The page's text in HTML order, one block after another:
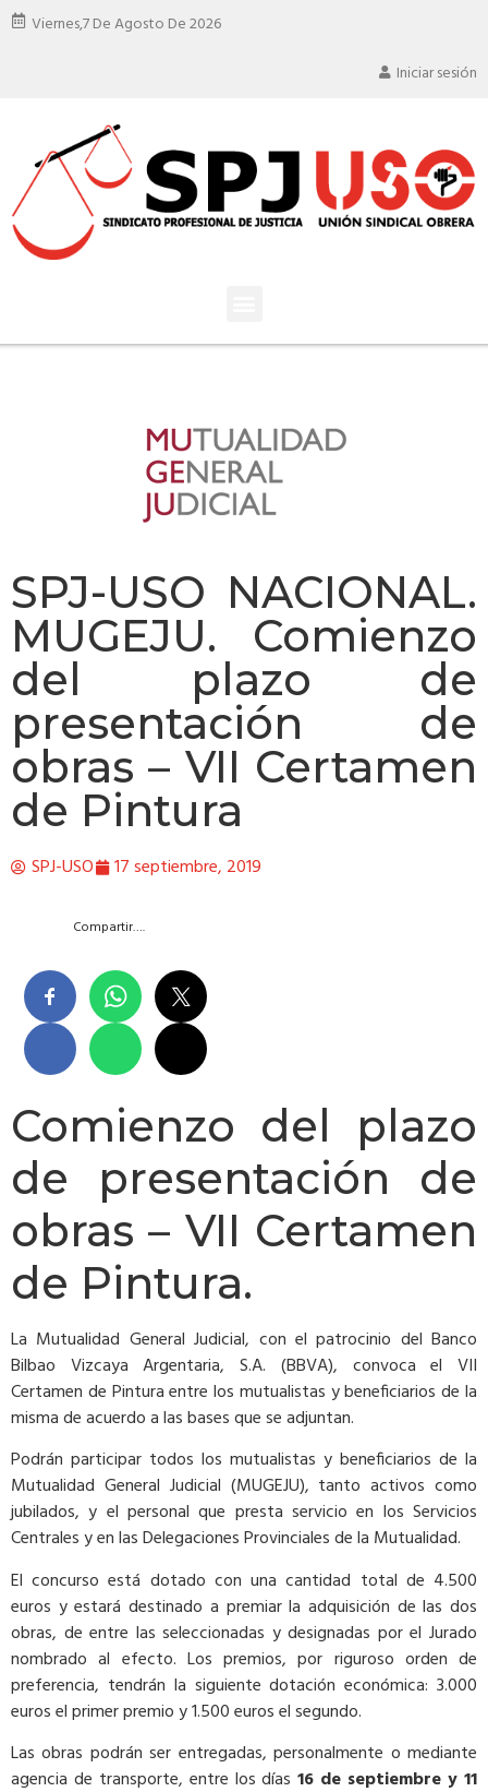
Viernes,7 De Agosto De 2026
Iniciar sesión
SPJ-USO NACIONAL.
MUGEJU. Comienzo
del plazo de
presentación de
obras – VII Certamen
de Pintura
SPJ-USO 17 septiembre, 2019
Compartir….
Comienzo del plazo
de presentación de
obras – VII Certamen
de Pintura.
La Mutualidad General Judicial, con el patrocinio del Banco
Bilbao Vizcaya Argentaria, S.A. (BBVA), convoca el VII
Certamen de Pintura entre los mutualistas y beneficiarios de la
misma de acuerdo a las bases que se adjuntan.
Podrán participar todos los mutualistas y beneficiarios de la
Mutualidad General Judicial (MUGEJU), tanto activos como
jubilados, y el personal que presta servicio en los Servicios
Centrales y en las Delegaciones Provinciales de la Mutualidad.
El concurso está dotado con una cantidad total de 4.500
euros y estará destinado a premiar la adquisición de las dos
obras, de entre las seleccionadas y designadas por el Jurado
nombrado al efecto. Los premios, por riguroso orden de
preferencia, tendrán la siguiente dotación económica: 3.000
euros el primer premio y 1.500 euros el segundo.
Las obras podrán ser entregadas, personalmente o mediante
agencia de transporte, entre los días16 de septiembre y 11